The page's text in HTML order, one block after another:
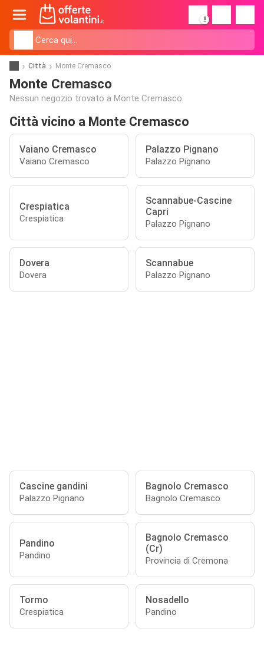
!
Città Monte Cremasco
Monte Cremasco
Nessun negozio trovato a Monte Cremasco.
Città vicino a Monte Cremasco
Vaiano Cremasco
Vaiano Cremasco
Palazzo Pignano
Palazzo Pignano
Crespiatica
Crespiatica
Scannabue-Cascine
Capri
Palazzo Pignano
Dovera
Dovera
Scannabue
Palazzo Pignano
Cascine gandini
Palazzo Pignano
Bagnolo Cremasco
Bagnolo Cremasco
Pandino
Pandino
Bagnolo Cremasco
(Cr)
Provincia di Cremona
Tormo
Crespiatica
Nosadello
Pandino